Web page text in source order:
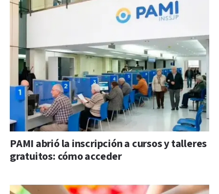
PAMI abrió la inscripción a cursos y talleres
gratuitos: cómo acceder